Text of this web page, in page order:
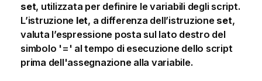
set, utilizzata per definire le variabili degli script.
L’istruzione let, a differenza dell’istruzione set,
valuta l’espressione posta sul lato destro del
simbolo '=' al tempo di esecuzione dello script
prima dell'assegnazione alla variabile.